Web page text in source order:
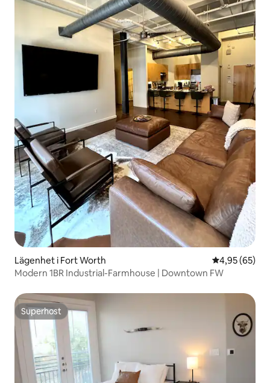
Lägenhet i Fort Worth 4,95 av 5 i
4,95 (65)
Modern 1BR Industrial-Farmhouse | Downtown FW
Superhost
Superhost